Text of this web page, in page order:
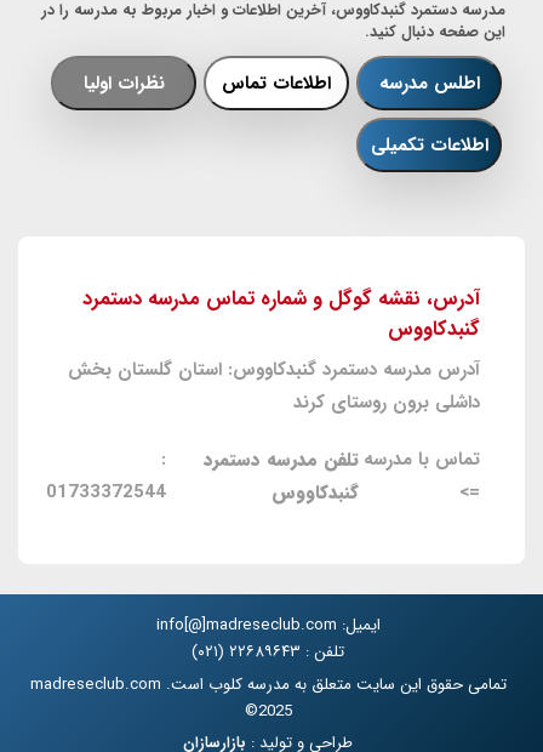
مدرسه دستمرد گنبدکاووس، آخرین اطلاعات و اخبار مربوط به مدرسه را در
این صفحه دنبال کنید.
اطلس مدرسه اطلاعات تماس نظرات اولیا
اطلاعات تکمیلی
آدرس، نقشه گوگل و شماره تماس مدرسه دستمرد
گنبدکاووس
آدرس مدرسه دستمرد گنبدکاووس: استان گلستان بخش
داشلی برون روستای کرند
تماس با مدرسه
=>
تلفن مدرسه دستمرد
گنبدکاووس
:
01733372544
ایمیل: info[@]madreseclub.com
تلفن : ۲۲۶۸۹۶۴۳ (۰۲۱)
تمامی حقوق این سایت متعلق به مدرسه کلوب است. madreseclub.com
2025©
طراحی و تولید : بازارسازان